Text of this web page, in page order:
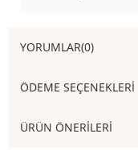
YORUMLAR(0)
ÖDEME SEÇENEKLERI
ÜRÜN ÖNERILERI